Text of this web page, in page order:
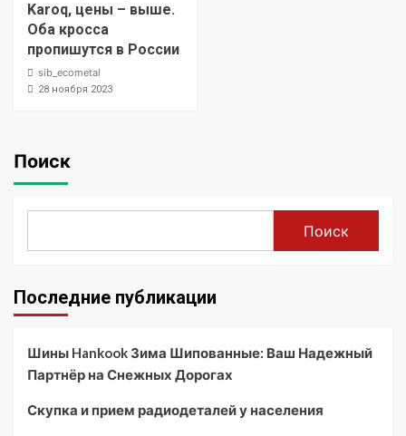
Karoq, цены – выше.
Оба кросса
пропишутся в России
sib_ecometal
28 ноября 2023
Поиск
Поиск
Последние публикации
Шины Hankook Зима Шипованные: Ваш Надежный
Партнёр на Снежных Дорогах
Скупка и прием радиодеталей у населения